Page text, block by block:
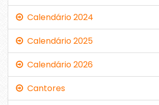
Calendário 2024
Calendário 2025
Calendário 2026
Cantores